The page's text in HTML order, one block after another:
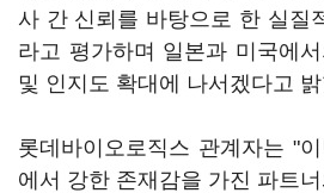
사 간 신뢰를 바탕으로 한 실질
라고 평가하며 일본과 미국에
및 인지도 확대에 나서겠다고
롯데바이오로직스 관계자는 "
에서 강한 존재감을 가진 파트